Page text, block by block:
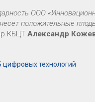
ООО
положительные
КБЦТ Александр
цифровых технологий